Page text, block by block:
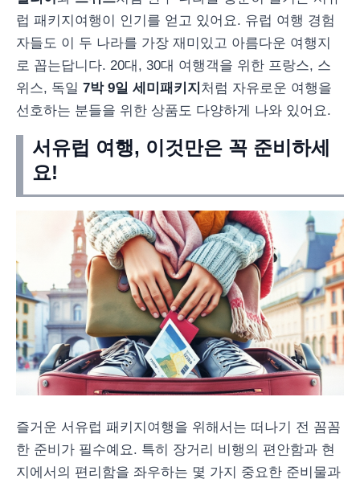
럽 패키지여행이 인기를 얻고 있어요. 유럽 여행 경험
자들도 이 두 나라를 가장 재미있고 아름다운 여행지
로 꼽는답니다. 20대, 30대 여행객을 위한 프랑스, 스
위스, 독일 7박 9일 세미패키지 처럼 자유로운 여행을
선호하는 분들을 위한 상품도 다양하게 나와 있어요.
서유럽 여행, 이것만은 꼭 준비하세
요!
즐거운 서유럽 패키지여행을 위해서는 떠나기 전 꼼꼼
한 준비가 필수예요. 특히 장거리 비행의 편안함과 현
지에서의 편리함을 좌우하는 몇 가지 중요한 준비물과